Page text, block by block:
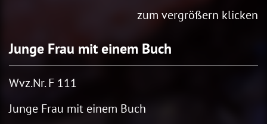
zum vergrößern klicken
Junge Frau mit einem Buch
Wvz.Nr. F 111
Junge Frau mit einem Buch